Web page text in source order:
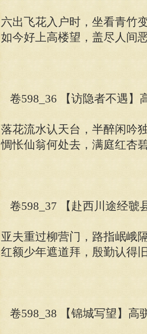
六出飞花入户时，坐看青竹
如今好上高楼望，盖尽人间
卷598_36 【访隐者不遇】
落花流水认天台，半醉闲吟
惆怅仙翁何处去，满庭红杏
卷598_37 【赴西川途经虢
亚夫重过柳营门，路指岷峨
红额少年遮道拜，殷勤认得
卷598_38 【锦城写望】高